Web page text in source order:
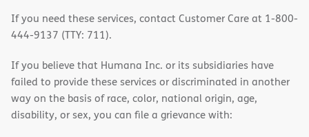
If you need these services, contact Customer Care at 1-800-
444-9137 (TTY: 711).
If you believe that Humana Inc. or its subsidiaries have
failed to provide these services or discriminated in another
way on the basis of race, color, national origin, age,
disability, or sex, you can file a grievance with: